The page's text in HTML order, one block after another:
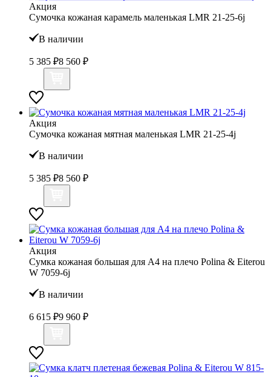
Акция
Сумочка кожаная карамель маленькая LMR 21-25-6j
В наличии
5 385 ₽8 560 ₽
Акция
Сумочка кожаная мятная маленькая LMR 21-25-4j
В наличии
5 385 ₽8 560 ₽
Акция
Сумка кожаная большая для А4 на плечо Polina & Eiterou
W 7059-6j
В наличии
6 615 ₽9 960 ₽